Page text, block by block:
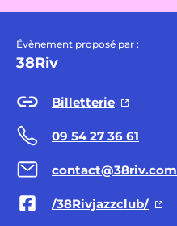
Évènement proposé par :
38Riv
Billetterie
09 54 27 36 61
contact@38riv.com
/38Rivjazzclub/